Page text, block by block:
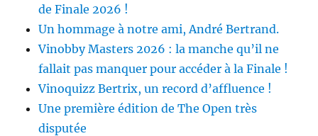
de Finale 2026 !
Un hommage à notre ami, André Bertrand.
Vinobby Masters 2026 : la manche qu’il ne
fallait pas manquer pour accéder à la Finale !
Vinoquizz Bertrix, un record d’affluence !
Une première édition de The Open très
disputée